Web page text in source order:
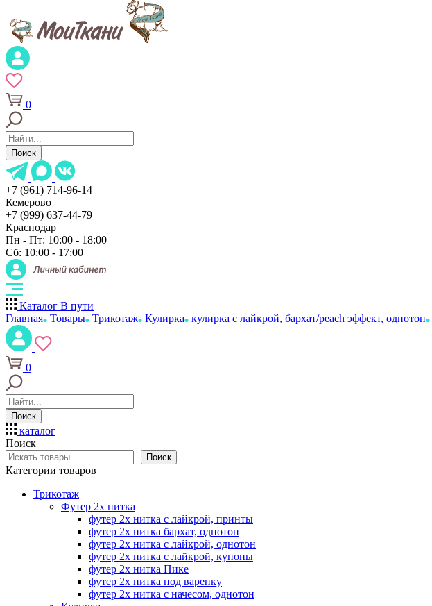
0
Поиск
+7 (961) 714-96-14
Кемерово
+7 (999) 637-44-79
Краснодар
Пн - Пт: 10:00 - 18:00
Сб: 10:00 - 17:00
Каталог В пути
Главная Товары Трикотаж Кулирка кулирка с лайкрой, бархат/peach эффект, однотон
0
Поиск
каталог
Поиск
Поиск
Категории товаров
Трикотаж
Футер 2х нитка
футер 2х нитка с лайкрой, принты
футер 2х нитка бархат, однотон
футер 2х нитка с лайкрой, однотон
футер 2х нитка с лайкрой, купоны
футер 2х нитка Пике
футер 2х нитка под варенку
футер 2х нитка с начесом, однотон